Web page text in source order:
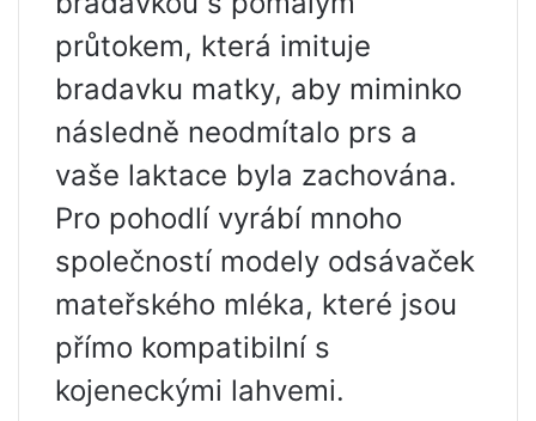
průtokem, která imituje
bradavku matky, aby miminko
následně neodmítalo prs a
vaše laktace byla zachována.
Pro pohodlí vyrábí mnoho
společností modely odsávaček
mateřského mléka, které jsou
přímo kompatibilní s
kojeneckými lahvemi.